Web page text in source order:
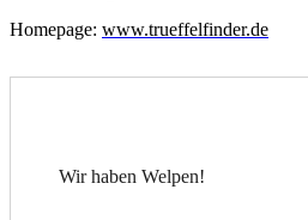
Homepage: www.trueffelfinder.de
Wir haben Welpen!